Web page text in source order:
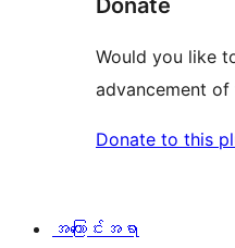
Donate
Would you like
advancement of
Donate to this
အကြောင်းအရာ